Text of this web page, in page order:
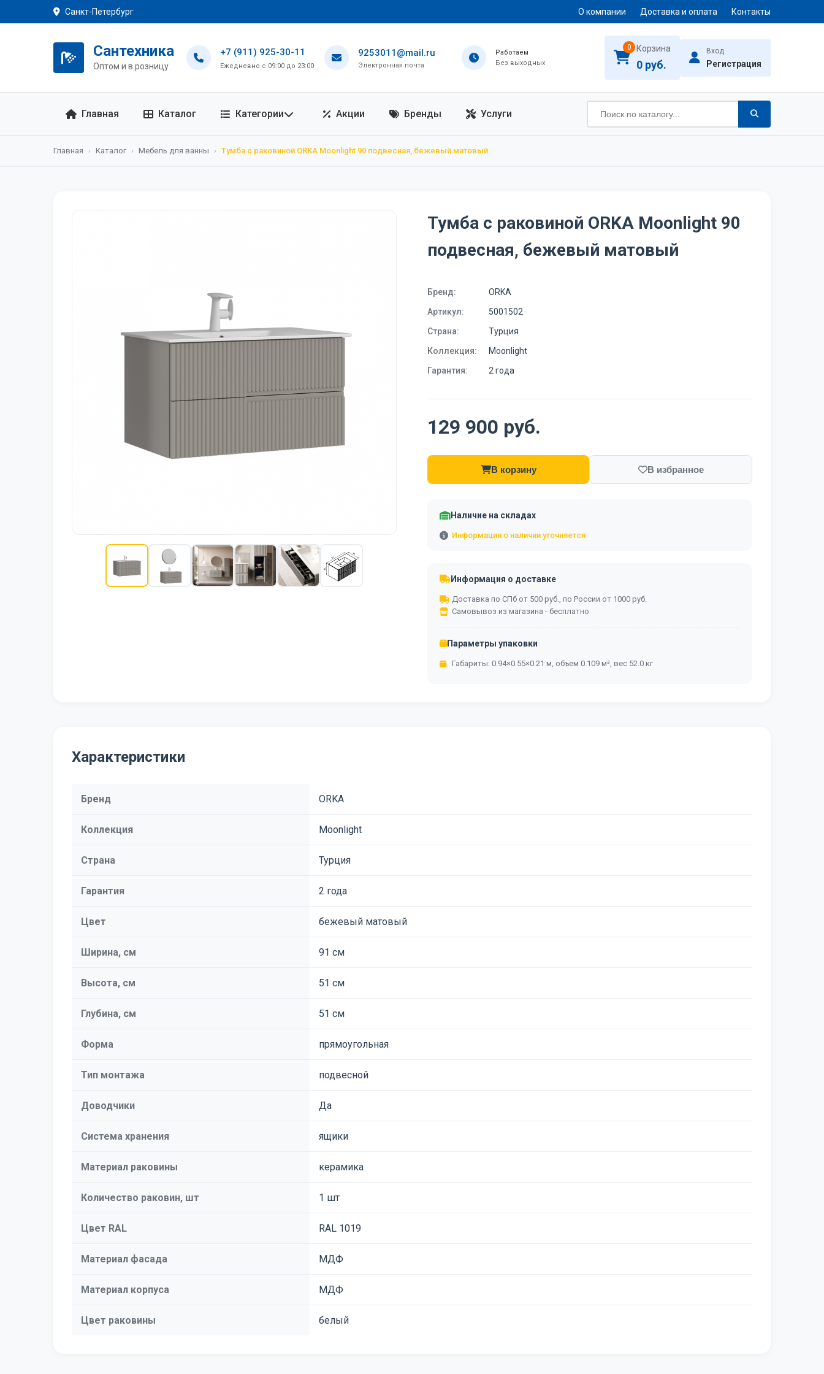
Санкт-Петербург О компании Доставка и оплата Контакты
Сантехника
Оптом и в розницу
+7 (911) 925-30-11
Ежедневно с 09:00 до 23:00
9253011@mail.ru
Электронная почта
Работаем
Без выходных
0 Корзина
0 руб.
Вход
Регистрация
Главная Каталог Категории Акции Бренды Услуги
Главная › Каталог › Мебель для ванны › Тумба с раковиной ORKA Moonlight 90 подвесная, бежевый матовый
Тумба с раковиной ORKA Moonlight 90
подвесная, бежевый матовый
Бренд:
ORKA
Артикул:
5001502
Страна:
Турция
Коллекция:
Moonlight
Гарантия:
2 года
129 900 руб.
В корзину В избранное
Наличие на складах
Информация о наличии уточняется
Информация о доставке
Доставка по СПб от 500 руб., по России от 1000 руб.
Самовывоз из магазина - бесплатно
Параметры упаковки
Габариты: 0.94×0.55×0.21 м, объем 0.109 м³, вес 52.0 кг
Характеристики
Бренд ORKA
Коллекция Moonlight
Страна Турция
Гарантия 2 года
Цвет бежевый матовый
Ширина, см 91 см
Высота, см 51 см
Глубина, см 51 см
Форма прямоугольная
Тип монтажа подвесной
Доводчики Да
Система хранения ящики
Материал раковины керамика
Количество раковин, шт 1 шт
Цвет RAL RAL 1019
Материал фасада МДФ
Материал корпуса МДФ
Цвет раковины белый